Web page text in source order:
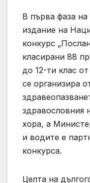
В първа фаза
издание на
конкурс
класирани 88
до 12-ти клас
се организира
здравословния
хора, а
и водите е
конкурса.
Целта на